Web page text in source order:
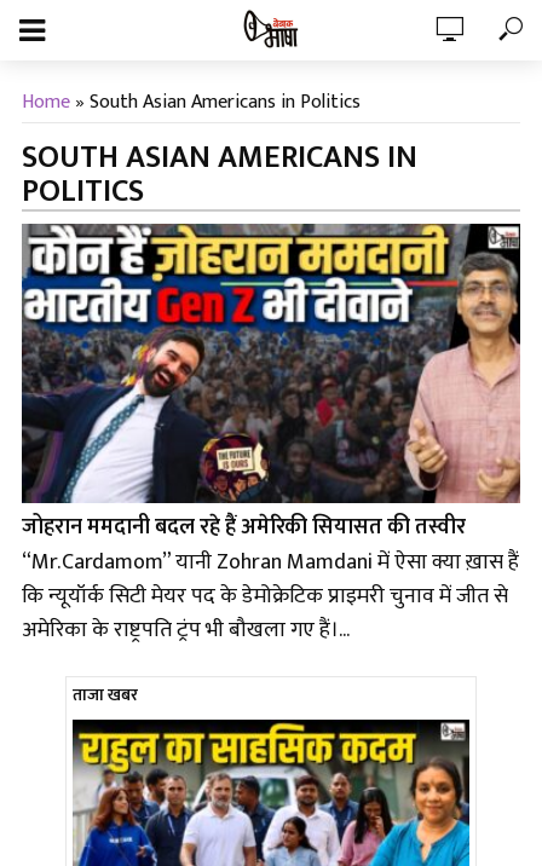
Home»South Asian Americans in Politics
SOUTH ASIAN AMERICANS IN
POLITICS
जोहरान ममदानी बदल रहे हैं अमेरिकी सियासत की तस्वीर
“Mr. Cardamom” यानी Zohran Mamdani में ऐसा क्या ख़ास हैं
कि न्यूयॉर्क सिटी मेयर पद के डेमोक्रेटिक प्राइमरी चुनाव में जीत से
अमेरिका के राष्ट्रपति ट्रंप भी बौखला गए हैं।...
ताजा खबर